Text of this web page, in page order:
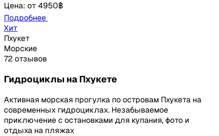
Цена: от4950฿
Подробнее
Хит
Пхукет
Морские
72 отзывов
Гидроциклы на Пхукете
Активная морская прогулка по островам Пхукета на
современных гидроциклах. Незабываемое
приключение с остановками для купания, фото и
отдыха на пляжах